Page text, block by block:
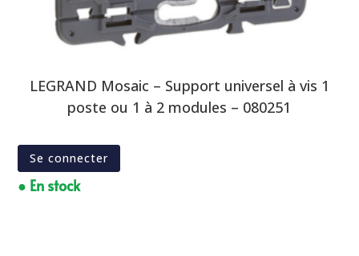
LEGRAND Mosaic – Support universel à vis 1
poste ou 1 à 2 modules – 080251
Se connecter
● En stock